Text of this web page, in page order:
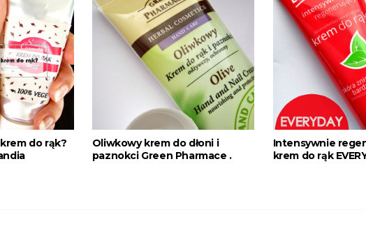
do rąk?
Oliwkowy krem do dłoni i
paznokci Green Pharmace .
Intensywnie
krem do rąk